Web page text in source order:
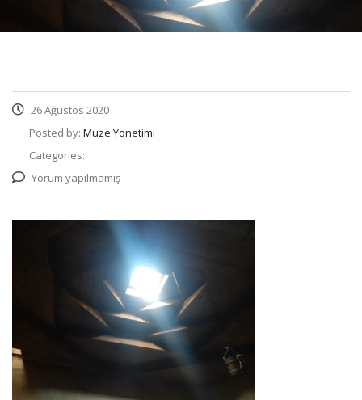
26 Ağustos 2020
Posted by: Muze Yonetimi
Categories:
Yorum yapılmamış